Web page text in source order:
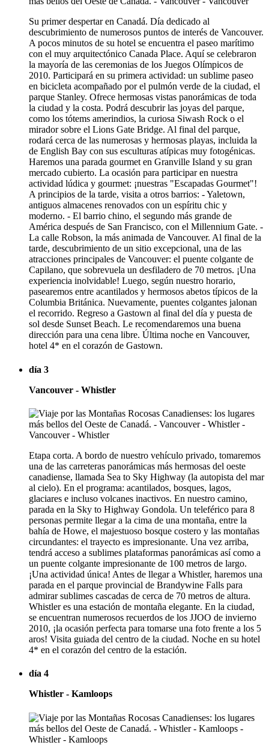
Su primer despertar en Canadá. Día dedicado al
descubrimiento de numerosos puntos de interés de Vancouver.
A pocos minutos de su hotel se encuentra el paseo marítimo
con el muy arquitectónico Canada Place. Aquí se celebraron
la mayoría de las ceremonias de los Juegos Olímpicos de
2010. Participará en su primera actividad: un sublime paseo
en bicicleta acompañado por el pulmón verde de la ciudad, el
parque Stanley. Ofrece hermosas vistas panorámicas de toda
la ciudad y la costa. Podrá descubrir las joyas del parque,
como los tótems amerindios, la curiosa Siwash Rock o el
mirador sobre el Lions Gate Bridge. Al final del parque,
rodará cerca de las numerosas y hermosas playas, incluida la
de English Bay con sus esculturas atípicas muy fotogénicas.
Haremos una parada gourmet en Granville Island y su gran
mercado cubierto. La ocasión para participar en nuestra
actividad lúdica y gourmet: ¡nuestras "Escapadas Gourmet"!
A principios de la tarde, visita a otros barrios: - Yaletown,
antiguos almacenes renovados con un espíritu chic y
moderno. - El barrio chino, el segundo más grande de
América después de San Francisco, con el Millennium Gate. -
La calle Robson, la más animada de Vancouver. Al final de la
tarde, descubrimiento de un sitio excepcional, una de las
atracciones principales de Vancouver: el puente colgante de
Capilano, que sobrevuela un desfiladero de 70 metros. ¡Una
experiencia inolvidable! Luego, según nuestro horario,
pasearemos entre acantilados y hermosos abetos típicos de la
Columbia Británica. Nuevamente, puentes colgantes jalonan
el recorrido. Regreso a Gastown al final del día y puesta de
sol desde Sunset Beach. Le recomendaremos una buena
dirección para una cena libre. Última noche en Vancouver,
hotel 4* en el corazón de Gastown.
día 3
Vancouver - Whistler
Etapa corta. A bordo de nuestro vehículo privado, tomaremos
una de las carreteras panorámicas más hermosas del oeste
canadiense, llamada Sea to Sky Highway (la autopista del mar
al cielo). En el programa: acantilados, bosques, lagos,
glaciares e incluso volcanes inactivos. En nuestro camino,
parada en la Sky to Highway Gondola. Un teleférico para 8
personas permite llegar a la cima de una montaña, entre la
bahía de Howe, el majestuoso bosque costero y las montañas
circundantes: el trayecto es impresionante. Una vez arriba,
tendrá acceso a sublimes plataformas panorámicas así como a
un puente colgante impresionante de 100 metros de largo.
¡Una actividad única! Antes de llegar a Whistler, haremos una
parada en el parque provincial de Brandywine Falls para
admirar sublimes cascadas de cerca de 70 metros de altura.
Whistler es una estación de montaña elegante. En la ciudad,
se encuentran numerosos recuerdos de los JJOO de invierno
2010, ¡la ocasión perfecta para tomarse una foto frente a los 5
aros! Visita guiada del centro de la ciudad. Noche en su hotel
4* en el corazón del centro de la estación.
día 4
Whistler - Kamloops